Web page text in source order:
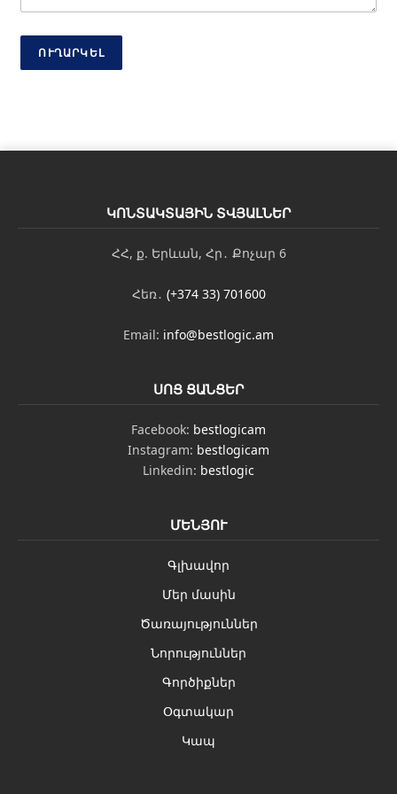
*
ՈՒՂԱՐԿԵԼ
ԿՈՆՏԱԿՏԱՅԻՆ ՏՎՅԱԼՆԵՐ
ՀՀ, ք. Երևան, Հր․ Քոչար 6
Հեռ․ (+374 33) 701600
Email: info@bestlogic.am
ՍՈՑ ՑԱՆՑԵՐ
Facebook: bestlogicam
Instagram: bestlogicam
Linkedin: bestlogic
ՄԵՆՅՈՒ
Գլխավոր
Մեր մասին
Ծառայություններ
Նորություններ
Գործիքներ
Օգտակար
Կապ